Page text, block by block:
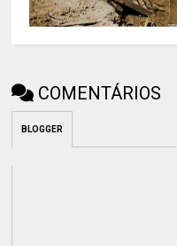
COMENTÁRIOS
BLOGGER